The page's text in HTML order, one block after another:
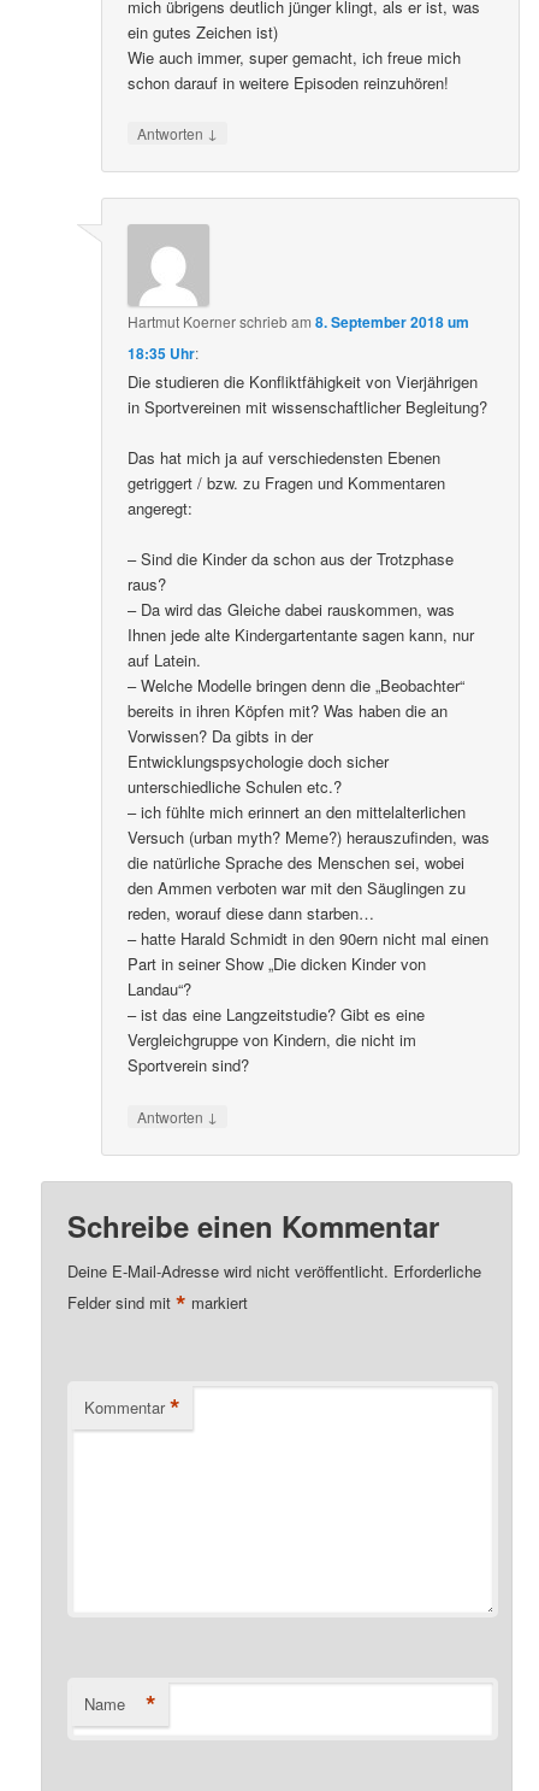
mich übrigens deutlich jünger klingt, als er ist, was
ein gutes Zeichen ist)
Wie auch immer, super gemacht, ich freue mich
schon darauf in weitere Episoden reinzuhören!
Antworten ↓
Hartmut Koernerschriebam8. September 2018 um
18:35 Uhr:
Die studieren die Konfliktfähigkeit von Vierjährigen
in Sportvereinen mit wissenschaftlicher Begleitung?
Das hat mich ja auf verschiedensten Ebenen
getriggert / bzw. zu Fragen und Kommentaren
angeregt:
– Sind die Kinder da schon aus der Trotzphase
raus?
– Da wird das Gleiche dabei rauskommen, was
Ihnen jede alte Kindergartentante sagen kann, nur
auf Latein.
– Welche Modelle bringen denn die „Beobachter“
bereits in ihren Köpfen mit? Was haben die an
Vorwissen? Da gibts in der
Entwicklungspsychologie doch sicher
unterschiedliche Schulen etc.?
– ich fühlte mich erinnert an den mittelalterlichen
Versuch (urban myth? Meme?) herauszufinden, was
die natürliche Sprache des Menschen sei, wobei
den Ammen verboten war mit den Säuglingen zu
reden, worauf diese dann starben…
– hatte Harald Schmidt in den 90ern nicht mal einen
Part in seiner Show „Die dicken Kinder von
Landau“?
– ist das eine Langzeitstudie? Gibt es eine
Vergleichgruppe von Kindern, die nicht im
Sportverein sind?
Antworten ↓
Schreibe einen Kommentar
Deine E-Mail-Adresse wird nicht veröffentlicht. Erforderliche
Felder sind mit* markiert
Kommentar *
Name *